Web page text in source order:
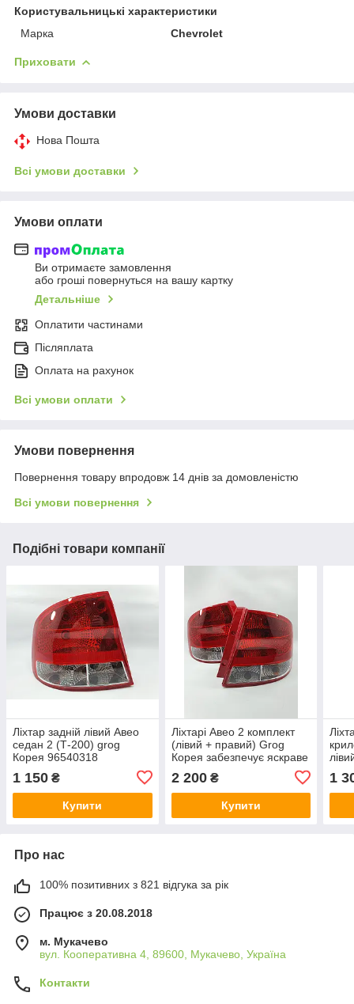
Користувальницькі характеристики
Марка
Chevrolet
Приховати
Умови доставки
Нова Пошта
Всі умови доставки
Умови оплати
Ви отримаєте замовлення
або гроші повернуться на вашу картку
Детальніше
Оплатити частинами
Післяплата
Оплата на рахунок
Всі умови оплати
Умови повернення
Повернення товару впродовж 14 днів за домовленістю
Всі умови повернення
Подібні товари компанії
Ліхтар задній лівий Авео
седан 2 (Т-200) grog
Корея 96540318
рівномірне світло у будь
яку пору доби
1 150 ₴
Купити
Ліхтарі Авео 2 комплект
(лівий + правий) Grog
Корея забезпечує яскраве
і рівномірне світло у будь
яку пору доби
2 200₴
Купити
яку
1
Про нас
100% позитивних з 821 відгука за рік
Працює з 20.08.2018
м. Мукачево
вул. Кооперативна 4, 89600, Мукачево, Україна
Контакти